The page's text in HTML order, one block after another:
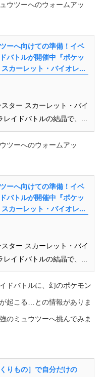
ウツーへのウォームアッ
ーへ向けての準備！イベ
バトルが開催中『ポケッ
スカーレット・バイオレ...
ター スカーレット・バイ
イドバトルの結晶で、...
ツーへのウォームアッ
ーへ向けての準備！イベ
バトルが開催中『ポケッ
スカーレット・バイオレ...
ター スカーレット・バイ
イドバトルの結晶で、...
ドバトルに、幻のポケモン
起こる…との情報がありま
のミュウツーへ挑んでみま
りもの］で自分だけの